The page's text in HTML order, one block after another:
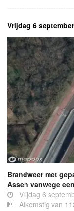
Vrijdag 6
Brandweer met
Assen vanwege
Vrijdag 6
Afkomstig van